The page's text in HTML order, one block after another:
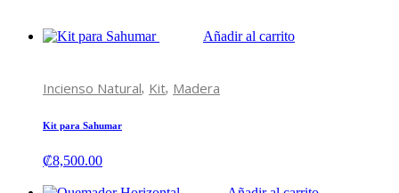
Añadir al carrito
Incienso Natural, Kit, Madera
Kit para Sahumar
₡8,500.00